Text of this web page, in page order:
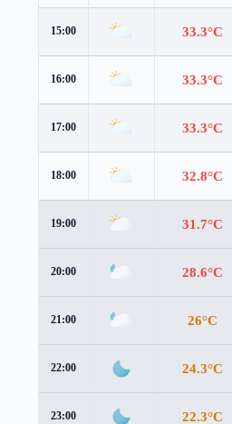
15:00 33.3°C
16:00 33.3°C
17:00 33.3°C
18:00 32.8°C
19:00 31.7°C
20:00 28.6°C
21:00 26°C
22:00 24.3°C
23:00 22.3°C